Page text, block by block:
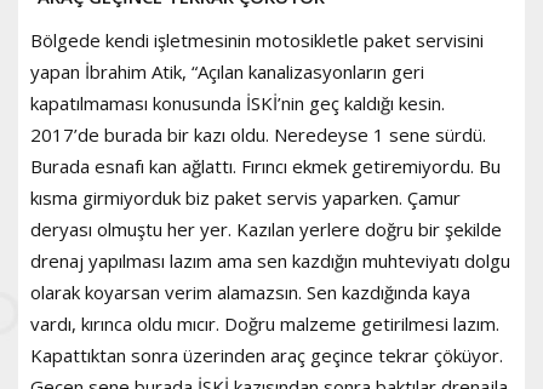
Bölgede kendi işletmesinin motosikletle paket servisini
yapan İbrahim Atik, “Açılan kanalizasyonların geri
kapatılmaması konusunda İSKİ’nin geç kaldığı kesin.
2017’de burada bir kazı oldu. Neredeyse 1 sene sürdü.
Burada esnafı kan ağlattı. Fırıncı ekmek getiremiyordu. Bu
kısma girmiyorduk biz paket servis yaparken. Çamur
deryası olmuştu her yer. Kazılan yerlere doğru bir şekilde
drenaj yapılması lazım ama sen kazdığın muhteviyatı dolgu
olarak koyarsan verim alamazsın. Sen kazdığında kaya
vardı, kırınca oldu mıcır. Doğru malzeme getirilmesi lazım.
Kapattıktan sonra üzerinden araç geçince tekrar çöküyor.